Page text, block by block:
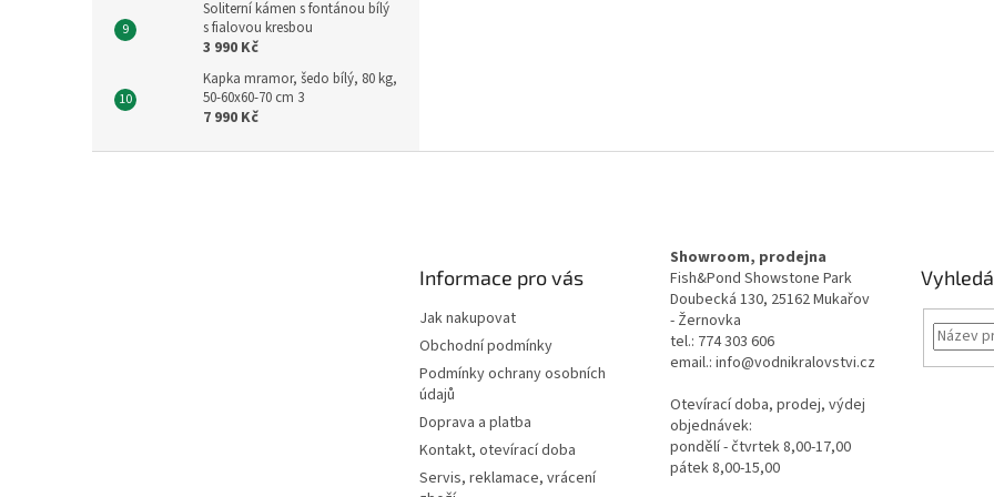
Soliterní kámen s fontánou bílý
s fialovou kresbou
3 990 Kč
Kapka mramor, šedo bílý, 80 kg,
50-60x60-70 cm 3
7 990 Kč
Informace pro vás
Jak nakupovat
Obchodní podmínky
Podmínky ochrany osobních
údajů
Doprava a platba
Kontakt, otevírací doba
Servis, reklamace, vrácení
Showroom, prodejna
Fish&Pond Showstone Park
Doubecká 130, 25162 Mukařov
- Žernovka
tel.: 774 303 606
email.: info@vodnikralovstvi.cz
Otevírací doba, prodej, výdej
objednávek:
pondělí - čtvrtek 8,00-17,00
pátek 8,00-15,00